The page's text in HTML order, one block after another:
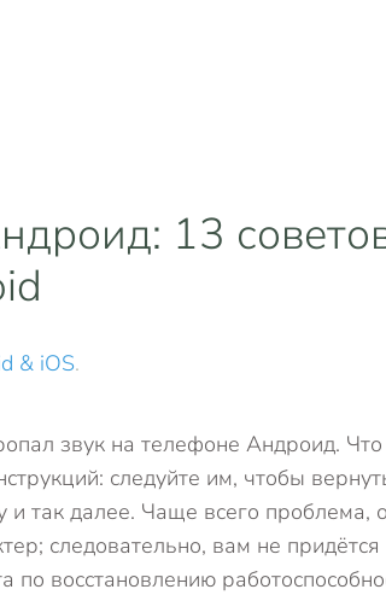
13
& iOS.
звук на телефоне Андроид. Что
следуйте им, чтобы
так далее. Чаще всего проблема,
следовательно, вам не придётся
восстановлению